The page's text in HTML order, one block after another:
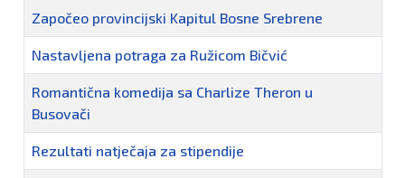
Započeo provincijski Kapitul Bosne Srebrene
Nastavljena potraga za Ružicom Bičvić
Romantična komedija sa Charlize Theron u
Busovači
Rezultati natječaja za stipendije